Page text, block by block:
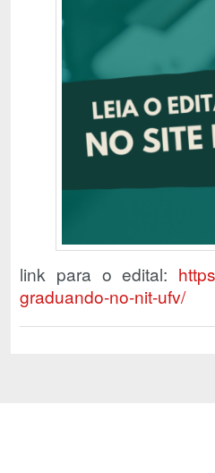
link para o edital:
graduando-no-nit-ufv/